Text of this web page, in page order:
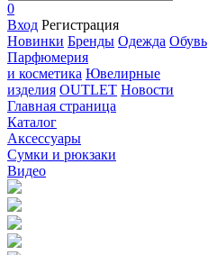
0
Вход Регистрация
Новинки Бренды Одежда Обувь
Парфюмерия
и косметика Ювелирные
изделия OUTLET Новости
Главная страница
Каталог
Аксессуары
Сумки и рюкзаки
Видео